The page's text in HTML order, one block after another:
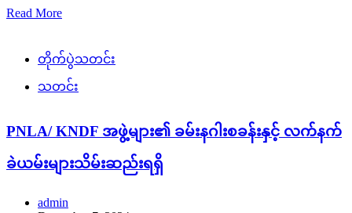
Read More
တိုက်ပွဲသတင်း
သတင်း
PNLA/ KNDF အဖွဲ့များ၏ ခမ်းနဂါးစခန်းနှင့် လက်နက်
ခဲယမ်းများသိမ်းဆည်းရရှိ
admin